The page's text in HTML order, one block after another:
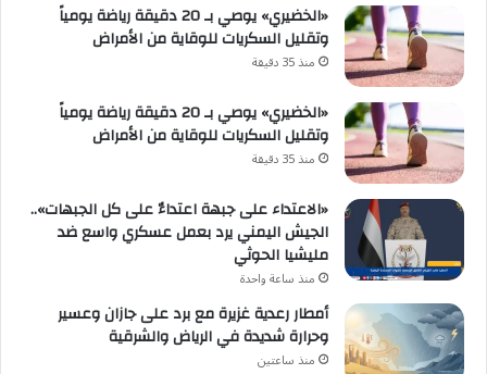
«الخضيري» يوصي بـ 20 دقيقة رياضة يومياً
وتقليل السكريات للوقاية من الأمراض
منذ 35 دقيقة
«الخضيري» يوصي بـ 20 دقيقة رياضة يومياً
وتقليل السكريات للوقاية من الأمراض
منذ 35 دقيقة
«الاعتداء على جبهة اعتداءٌ على كل الجبهات»..
الجيش اليمني يرد بعمل عسكري واسع ضد
مليشيا الحوثي
منذ ساعة واحدة
أمطار رعدية غزيرة مع برد على جازان وعسير
وحرارة شديدة في الرياض والشرقية
منذ ساعتين